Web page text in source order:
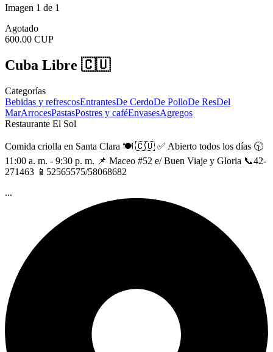
Imagen 1 de 1
Agotado
600.00 CUP
Cuba Libre 🇨🇺
Categorías
Bebidas y refrescosEntrantesDe CerdoDe PolloDe ResDel
MarArrocesPastasPostres y caféEnvasesAgregos
Restaurante El Sol
Comida criolla en Santa Clara 🍽️ 🇨🇺 ✅️ Abierto todos los días 🕥
11:00 a. m. - 9:30 p. m. 📌 Maceo #52 e/ Buen Viaje y Gloria 📞42-
271463 📱52565575/58068682
...